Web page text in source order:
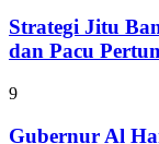
Strategi Jitu
dan Pacu
9
Gubernur Al